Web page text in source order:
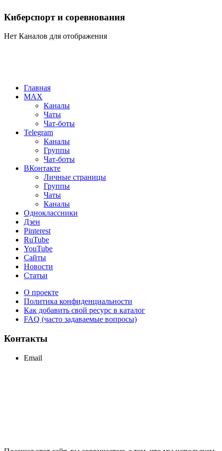
Киберспорт и соревнования
Нет Каналов для отображения
Главная
MAX
Каналы
Чаты
Чат-боты
Telegram
Каналы
Группы
Чат-боты
ВКонтакте
Личные страницы
Группы
Чаты
Каналы
Одноклассники
Дзен
Pinterest
RuTube
YouTube
Сайты
Новости
Статьи
О проекте
Политика конфиденциальности
Как добавить свой ресурс в каталог
FAQ (часто задаваемые вопросы)
Контакты
Email